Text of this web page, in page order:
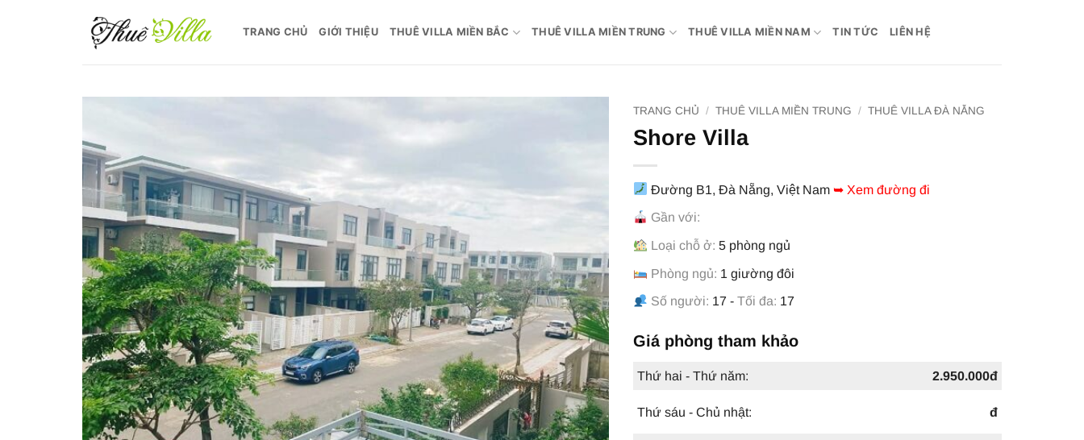
TRANG CHỦ GIỚI THIỆU THUÊ VILLA MIỀN BẮC THUÊ VILLA MIỀN TRUNG THUÊ VILLA MIỀN NAM TIN TỨC LIÊN HỆ
TRANG CHỦ / THUÊ VILLA MIỀN TRUNG / THUÊ VILLA ĐÀ NẴNG
Shore Villa
Đường B1, Đà Nẵng, Việt Nam ➥ Xem đường đi
Gần với:
Loại chỗ ở: 5 phòng ngủ
Phòng ngủ: 1 giường đôi
Số người: 17 - Tối đa: 17
Giá phòng tham khảo
Thứ hai - Thứ năm: 2.950.000đ
Thứ sáu - Chủ nhật: đ